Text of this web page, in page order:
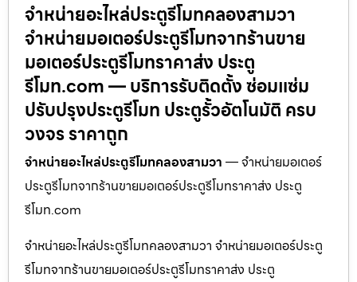
จำหน่ายอะไหล่ประตูรีโมทคลองสามวา
จำหน่ายมอเตอร์ประตูรีโมทจากร้านขาย
มอเตอร์ประตูรีโมทราคาส่ง ประตู
รีโมท.com — บริการรับติดตั้ง ซ่อมแซ่ม
ปรับปรุงประตูรีโมท ประตูรั้วอัตโนมัติ ครบ
วงจร ราคาถูก
จำหน่ายอะไหล่ประตูรีโมทคลองสามวา — จำหน่ายมอเตอร์
ประตูรีโมทจากร้านขายมอเตอร์ประตูรีโมทราคาส่ง ประตู
รีโมท.com
จำหน่ายอะไหล่ประตูรีโมทคลองสามวา จำหน่ายมอเตอร์ประตู
รีโมทจากร้านขายมอเตอร์ประตูรีโมทราคาส่ง ประตู